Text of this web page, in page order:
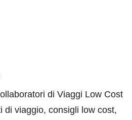
di Viaggi Low Cost
di viaggio, consigli low cost,